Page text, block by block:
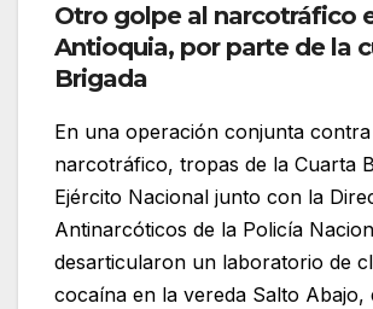
Otro golpe al narcotráfico
Antioquia, por parte de la
Brigada
En una operación conjunta
narcotráfico, tropas de la Cuarta
Ejército Nacional junto con la
Antinarcóticos de la Policía
desarticularon un laboratorio de
cocaína en la vereda Salto Abajo,